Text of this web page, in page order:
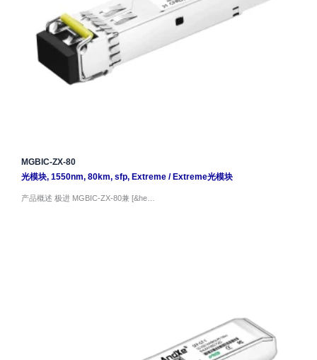
MGBIC-ZX-80
光模块, 1550nm, 80km, sfp, Extreme/ Extreme光模块
产品概述 极进 MGBIC-ZX-80兼 [&he…